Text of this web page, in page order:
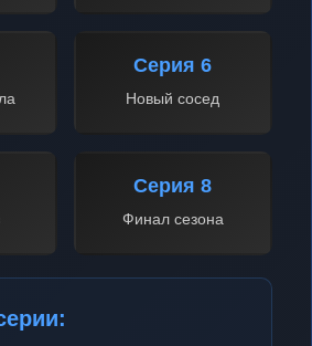
Серия 6
Новый сосед
Серия 8
Финал сезона